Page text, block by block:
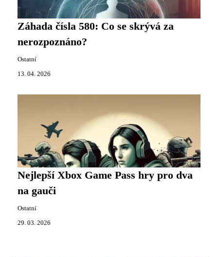
Záhada čísla 580: Co se skrývá za
nerozpoznáno?
Ostatní
13. 04. 2026
Nejlepší Xbox Game Pass hry pro dva
na gauči
Ostatní
29. 03. 2026